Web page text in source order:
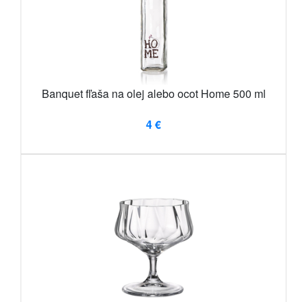
Banquet fľaša na olej alebo ocot Home 500 ml
4 €